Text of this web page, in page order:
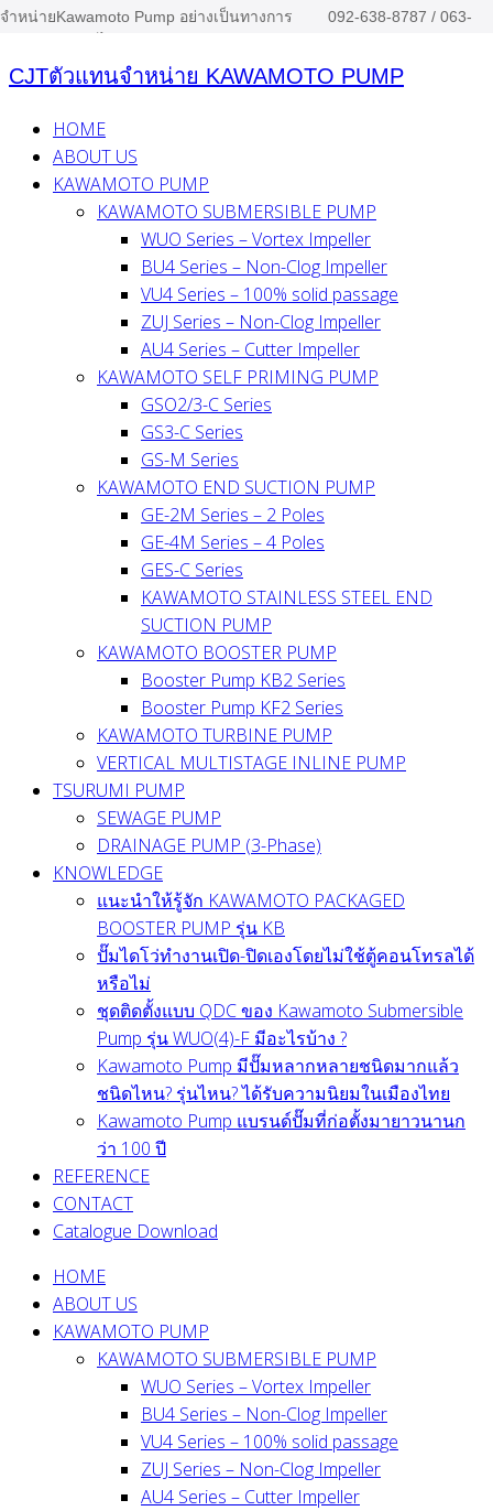
Skip
content
จำหน่ายKawamoto Pump อย่างเป็นทางการ
092-638-8787 / 063-
CJTตัวแทนจำหน่าย KAWAMOTO PUMP
HOME
ABOUT US
KAWAMOTO PUMP
KAWAMOTO SUBMERSIBLE PUMP
WUO Series – Vortex Impeller
BU4 Series – Non-Clog Impeller
VU4 Series – 100% solid passage
ZUJ Series – Non-Clog Impeller
AU4 Series – Cutter Impeller
KAWAMOTO SELF PRIMING PUMP
GSO2/3-C Series
GS3-C Series
GS-M Series
KAWAMOTO END SUCTION PUMP
GE-2M Series – 2 Poles
GE-4M Series – 4 Poles
GES-C Series
KAWAMOTO STAINLESS STEEL END
SUCTION PUMP
KAWAMOTO BOOSTER PUMP
Booster Pump KB2 Series
Booster Pump KF2 Series
KAWAMOTO TURBINE PUMP
VERTICAL MULTISTAGE INLINE PUMP
TSURUMI PUMP
SEWAGE PUMP
DRAINAGE PUMP (3-Phase)
KNOWLEDGE
แนะนำให้รู้จัก KAWAMOTO PACKAGED
BOOSTER PUMP รุ่น KB
ปั๊มไดโว่ทำงานเปิด-ปิดเองโดยไม่ใช้ตู้คอนโทรลได้
หรือไม่
ชุดติดตั้งแบบ QDC ของ Kawamoto Submersible
Pump รุ่น WUO(4)-F มีอะไรบ้าง ?
Kawamoto Pump มีปั๊มหลากหลายชนิดมากแล้ว
ชนิดไหน? รุ่นไหน? ได้รับความนิยมในเมืองไทย
Kawamoto Pump แบรนด์ปั๊มที่ก่อตั้งมายาวนานก
ว่า 100 ปี
REFERENCE
CONTACT
Catalogue Download
HOME
ABOUT US
KAWAMOTO PUMP
KAWAMOTO SUBMERSIBLE PUMP
WUO Series – Vortex Impeller
BU4 Series – Non-Clog Impeller
VU4 Series – 100% solid passage
ZUJ Series – Non-Clog Impeller
AU4 Series – Cutter Impeller